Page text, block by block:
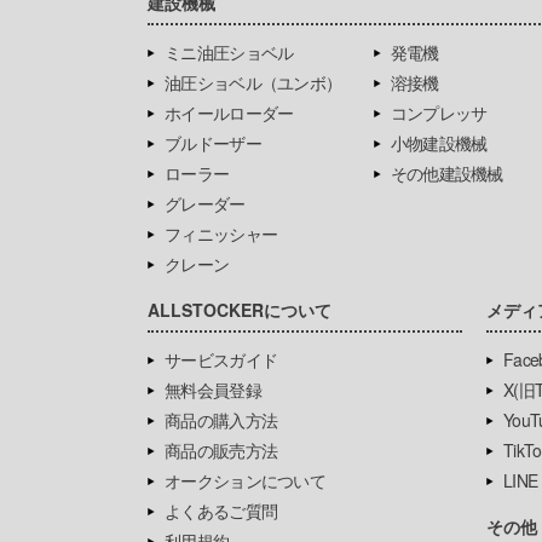
ミニ油圧ショベル
油圧ショベル（ユンボ）
ホイールローダー
ブルドーザー
ローラー
グレーダー
フィニッシャー
クレーン
発電機
溶接機
コンプレッサ
小物建設機械
その他建設機械
ALLSTOCKERについて
サービスガイド
無料会員登録
商品の購入方法
商品の販売方法
オークションについて
よくあるご質問
メディ
X(旧
LINE
その他